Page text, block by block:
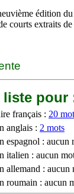
édition
courts extraits de
liste pour
français : 20
anglais : 2 mots
espagnol : aucun
italien : aucun
allemand : aucun
roumain : aucun